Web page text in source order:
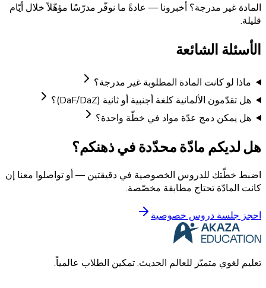
المادة غير مدرجة؟ أخبرونا — عادةً ما نوفّر مدرّسًا مؤهّلاً خلال أيّام
قليلة.
الأسئلة الشائعة
ماذا لو كانت المادة المطلوبة غير مدرجة؟
هل تقدّمون الألمانية كلغة أجنبية أو ثانية (DaF/DaZ)؟
هل يمكن دمج عدّة مواد في خطّة واحدة؟
هل لديكم مادّة محدّدة في ذهنكم؟
اضبط خطّتك للدروس الخصوصية في دقيقتين — أو تواصلوا معنا إن
كانت المادّة تحتاج مطابقة مخصّصة.
احجز جلسة دروس خصوصية
تعليم لغوي متميّز للعالم الحديث. تمكين الطلاب عالمياً.